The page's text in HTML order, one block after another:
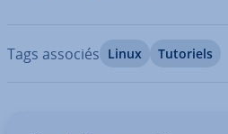
Tags associés Linux Tutoriels